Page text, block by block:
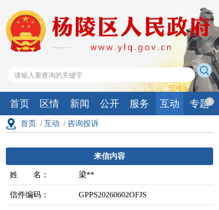
首页 区情 新闻 公开 服务 互动 专题
首页 / 互动 / 咨询投诉
来信内容
姓 名： 梁**
信件编码： GPPS20260602OFJS